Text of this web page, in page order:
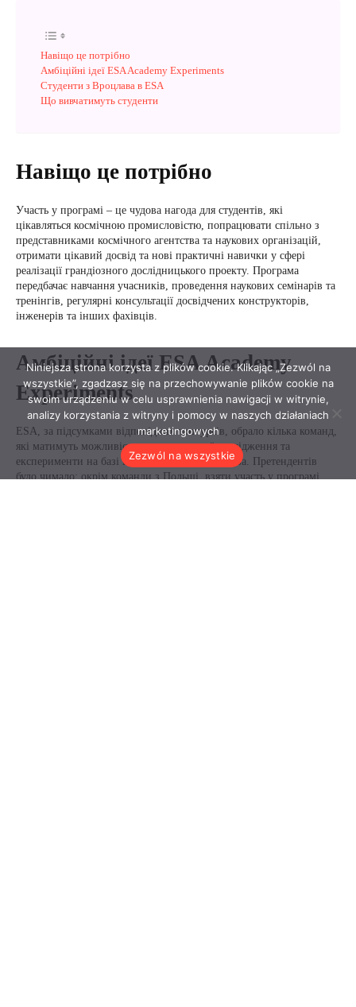
Niniejsza strona korzysta z plików cookie. Klikając „Zezwól na
wszystkie”, zgadzasz się na przechowywanie plików cookie na
swoim urządzeniu w celu usprawnienia nawigacji w witrynie,
analizy korzystania z witryny i pomocy w naszych działaniach
marketingowych
Zezwól na wszystkie